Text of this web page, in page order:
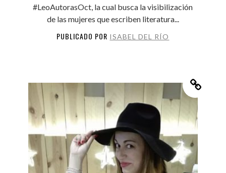
#LeoAutorasOct, la cual busca la visibilización
de las mujeres que escriben literatura...
PUBLICADO POR ISABEL DEL RÍO